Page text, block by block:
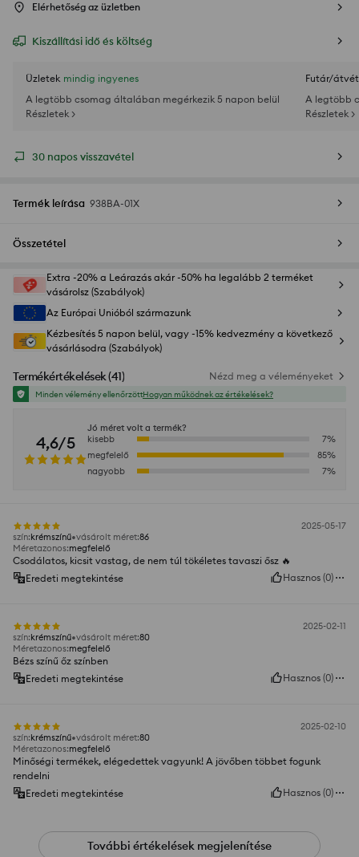
Elérhetőség az üzletben
Kiszállítási idő és költség
Üzletek mindig ingyenes
A legtöbb csomag általában megérkezik 5 napon belül
Részletek >
Futár/
A legtöbb
Részletek >
30 napos visszavétel
Termék leírása 938BA-01X
Összetétel
Extra -20% a Leárazás akár -50% ha legalább 2 terméket
vásárolsz (Szabályok)
Az Európai Unióból származunk
Kézbesítés 5 napon belül, vagy -15% kedvezmény a következő
vásárlásodra (Szabályok)
Termékértékelések(41) Nézd meg a véleményeket
Minden vélemény ellenőrzöttHogyan működnek az értékelések?
4,6/5
Jó méret volt a termék?
kisebb
7%
megfelelő
85%
nagyobb
7%
2025-05-17
szín:krémszínű vásárolt méret:86
Méretazonos:megfelelő
Csodálatos, kicsit vastag, de nem túl tökéletes tavaszi ősz 🔥
Eredeti megtekintése
Hasznos (0)
2025-02-11
szín:krémszínű vásárolt méret:80
Méretazonos:megfelelő
Bézs színű őz színben
Eredeti megtekintése
Hasznos (0)
2025-02-10
szín:krémszínű vásárolt méret:80
Méretazonos:megfelelő
Minőségi termékek, elégedettek vagyunk! A jövőben többet fogunk
rendelni
Eredeti megtekintése
Hasznos (0)
További értékelések megjelenítése